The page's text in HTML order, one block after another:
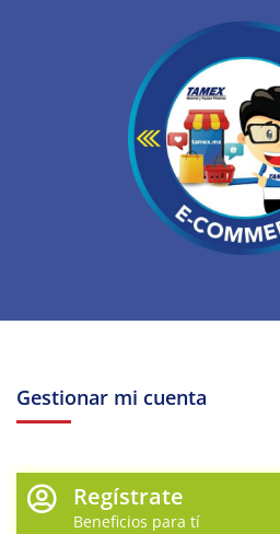
Gestionar mi cuenta
Regístrate
Beneficios para tí